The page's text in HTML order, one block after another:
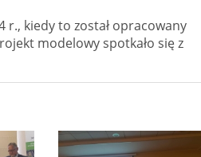
r., kiedy to został opracowany
modelowy spotkało się z